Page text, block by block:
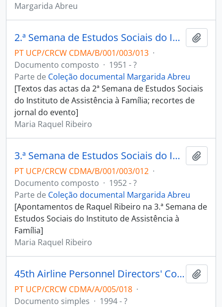
Margarida Abreu
2.ª Semana de Estudos Sociais do Instituto de Assistência à Família
PT UCP/CRCW CDMA/B/001/003/013 ·
Documento composto · 1951 - ?
Parte de Coleção documental Margarida Abreu
[Textos das actas da 2ª Semana de Estudos Sociais
do Instituto de Assistência à Família; recortes de
jornal do evento]
Maria Raquel Ribeiro
3.ª Semana de Estudos Sociais do Instituto de Assistência à Família
PT UCP/CRCW CDMA/B/001/003/012 ·
Documento composto · 1952 - ?
Parte de Coleção documental Margarida Abreu
[Apontamentos de Raquel Ribeiro na 3.ª Semana de
Estudos Sociais do Instituto de Assistência à
Família]
Maria Raquel Ribeiro
45th Airline Personnel Directors' Conference
PT UCP/CRCW CDMA/A/005/018 ·
Documento simples · 1994 - ?